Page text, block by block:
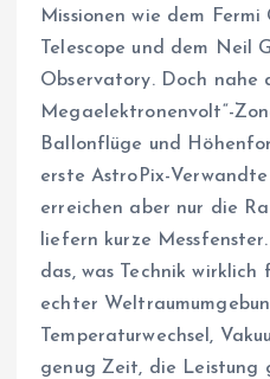
Missionen wie dem Fermi
Telescope und dem Neil
Observatory. Doch nahe
Megaelektronenvolt“-
Ballonflüge und
erste AstroPix-
erreichen aber nur die
liefern kurze
das, was Technik
echter
Temperaturwechsel,
genug Zeit, die Leistung